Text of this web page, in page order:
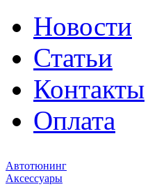
Новости
Статьи
Контакты
Оплата
Автотюнинг
Аксессуары